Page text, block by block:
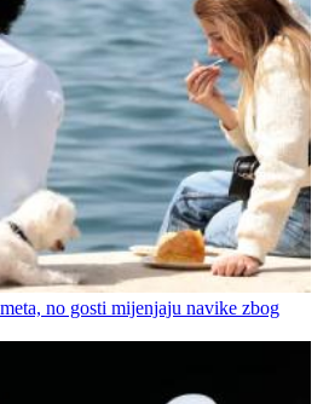
no gosti mijenjaju navike zbog